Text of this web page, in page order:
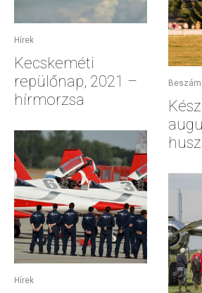
Hírek
Kecskeméti
repülőnap, 2021 –
hírmorzsa
Hírek